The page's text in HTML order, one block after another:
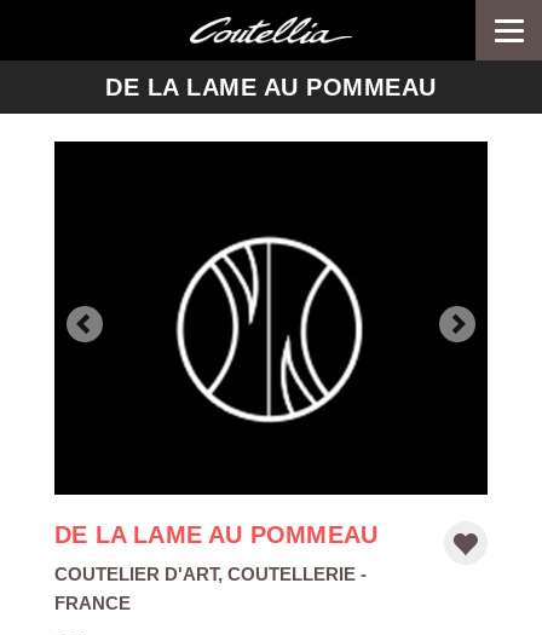
DE LA LAME AU POMMEAU
DE LA LAME AU POMMEAU
COUTELIER D'ART, COUTELLERIE -
FRANCE